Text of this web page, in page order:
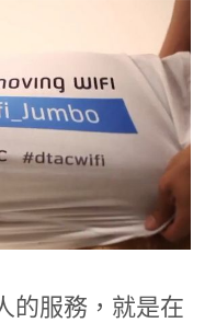
的服務，就是在